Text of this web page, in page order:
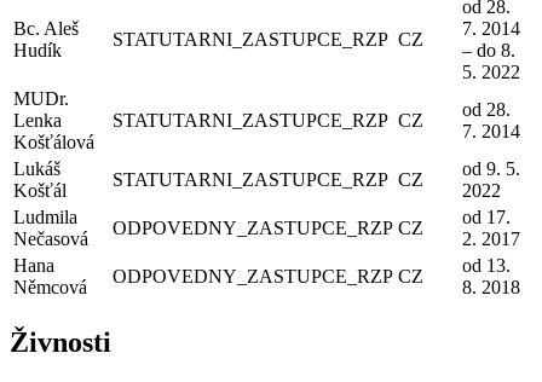
Bc. Aleš
Hudík
STATUTARNI_ZASTUPCE_RZP CZ
od 28.
7. 2014
– do 8.
5. 2022
MUDr.
Lenka
Košťálová
STATUTARNI_ZASTUPCE_RZP CZ
od 28.
7. 2014
Lukáš
Košťál
STATUTARNI_ZASTUPCE_RZP CZ
od 9. 5.
2022
Ludmila
Nečasová
ODPOVEDNY_ZASTUPCE_RZP CZ
od 17.
2. 2017
Hana
Němcová
ODPOVEDNY_ZASTUPCE_RZP CZ
od 13.
8. 2018
Živnosti